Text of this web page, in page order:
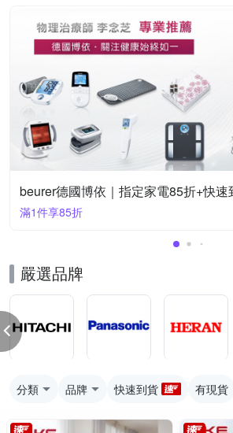
beurer德國博依｜指定家電85折+快速
滿1件享85折
嚴選品牌
分類 品牌 快速到貨 有現貨